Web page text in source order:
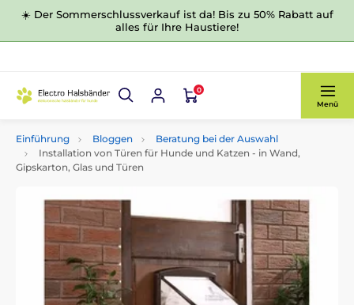
☀️ Der Sommerschlussverkauf ist da! Bis zu 50% Rabatt auf
alles für Ihre Haustiere!
0
Menü
Einführung Bloggen
Beratung bei der Auswahl
Installation von Türen für Hunde und Katzen - in Wand,
Gipskarton, Glas und Türen